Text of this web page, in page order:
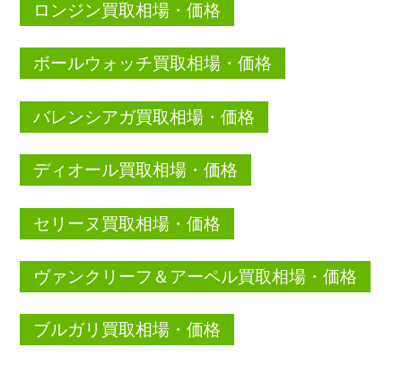
ロンジン買取相場・価格
ボールウォッチ買取相場・価格
バレンシアガ買取相場・価格
ディオール買取相場・価格
セリーヌ買取相場・価格
ヴァンクリーフ＆アーペル買取相場・価格
ブルガリ買取相場・価格